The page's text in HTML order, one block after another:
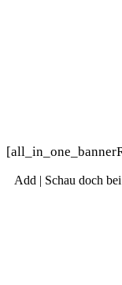
Add | Schau doch